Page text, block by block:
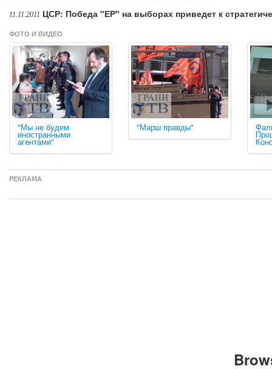
11.11.2011 ЦСР: Победа "ЕР" на выборах приведет к
ФОТО И ВИДЕО
"Мы не будем
иностранными
агентами"
"Марш правды"
РЕКЛАМА